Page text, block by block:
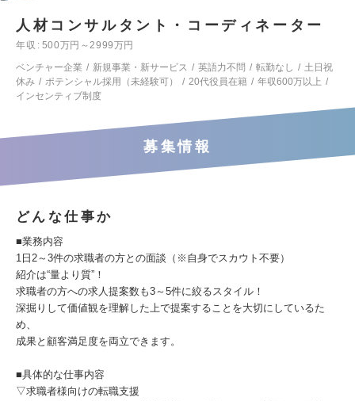
人材コンサルタント・コーディネーター
年収
500万円～2999万円
ベンチャー企業
新規事業・新サービス 英語力不問 転勤なし
土日祝
休み
ポテンシャル採用（未経験可） 20代役員在籍
年収600万以上
インセンティブ制度
募集情報
どんな仕事か
■業務内容
1日2～3件の求職者の方との面談（※自身でスカウト不要）
紹介は“量より質”！
求職者の方への求人提案数も3～5件に絞るスタイル！
深掘りして価値観を理解した上で提案することを大切にしているた
め、
成果と顧客満足度を両立できます。
■具体的な仕事内容
▽求職者様向けの転職支援